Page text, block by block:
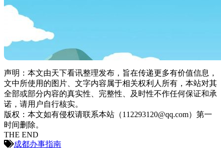
声明：本文由天下看讯整理发布，旨在传递更多有价值信息，
文中所使用的图片、文字内容属于相关权利人所有，本站对其
全部或部分内容的真实性、完整性、及时性不作任何保证和承
诺，请用户自行核实。
版权：本文如有侵权请联系本站（112293120@qq.com）第一
时间删除。
THE END
成都办事指南